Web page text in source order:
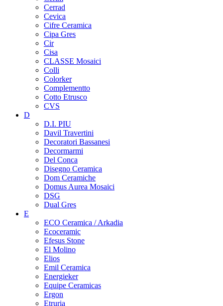
Cerrad
Cevica
Cifre Ceramica
Cipa Gres
Cir
Cisa
CLASSE Mosaici
Colli
Colorker
Complementto
Cotto Etrusco
CVS
D
D.I. PIU
Davil Travertini
Decoratori Bassanesi
Decormarmi
Del Conca
Disegno Ceramica
Dom Ceramiche
Domus Aurea Mosaici
DSG
Dual Gres
E
ECO Ceramica / Arkadia
Ecoceramic
Efesus Stone
El Molino
Elios
Emil Ceramica
Energieker
Equipe Ceramicas
Ergon
Etruria